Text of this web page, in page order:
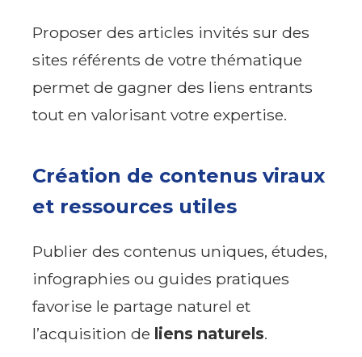
Proposer des articles invités sur des
sites référents de votre thématique
permet de gagner des liens entrants
tout en valorisant votre expertise.
Création de contenus viraux
et ressources utiles
Publier des contenus uniques, études,
infographies ou guides pratiques
favorise le partage naturel et
l’acquisition de liens naturels.